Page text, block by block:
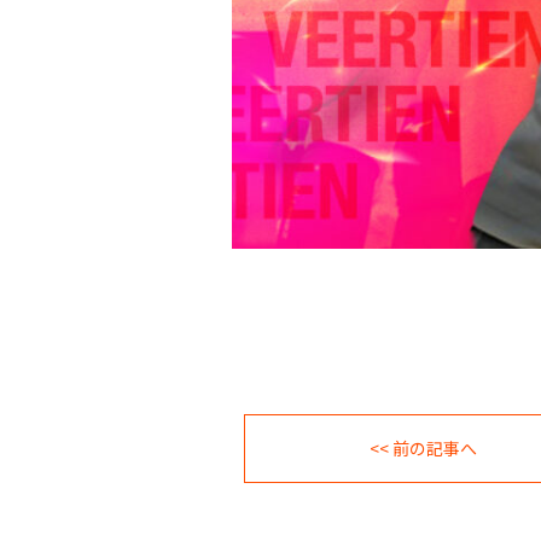
<< 前の記事へ